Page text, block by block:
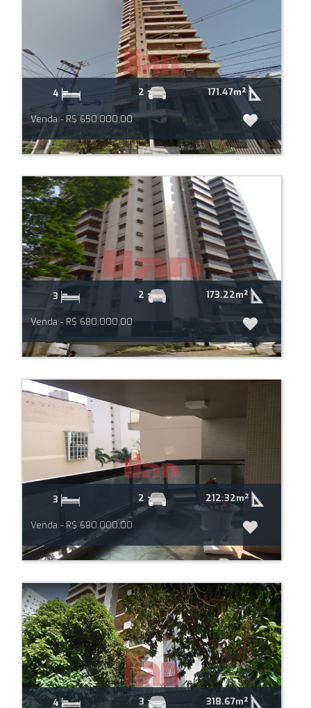
4 2 171.47m²
Venda - R$ 650.000,00
3 2 173.22m²
Venda - R$ 680.000,00
3 2 212.32m²
Venda - R$ 680.000,00
4 3 318.67m²